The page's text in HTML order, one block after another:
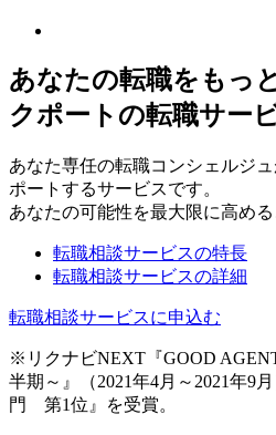
あなたの転職をもっ
クポートの転職サー
あなた専任の転職コンシェルジ
ポートするサービスです。
あなたの可能性を最大限に高める
転職相談サービスの特長
転職相談サービスの詳細
転職相談サービスに申込む
※リクナビNEXT『GOOD
半期～』（2021年4月～2021年9
門 第1位』を受賞。